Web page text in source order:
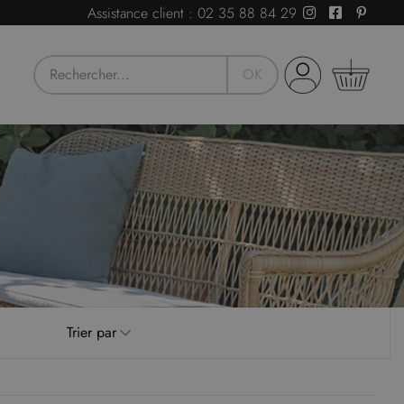
Assistance client : 02 35 88 84 29
avez besoin de conseils ou d'un devis pour
votre activité professionnelle ?Notre Service
est là pour vous guider vers la solution idéale.
OK
Trier par